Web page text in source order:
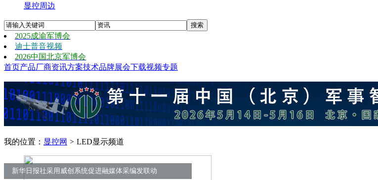
显控周边
2025成渝军博会
迪士普音视频
2026中国北京军博会
首页产品厂商资讯方案技术品牌展会下载视频专题
我的位置： 显控网 > LED显示频道
新华日报社采用威创系统促进融媒体采编发联动